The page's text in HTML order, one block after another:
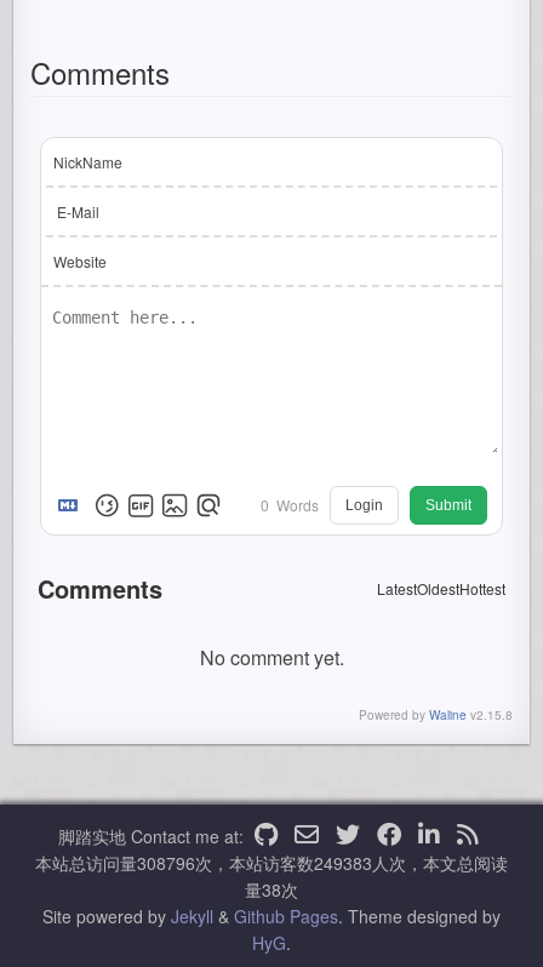
Comments
NickName
E-Mail
Website
0 Words Login Submit
Comments LatestOldestHottest
No comment yet.
Powered by Waline v2.15.8
脚踏实地 Contact me at:
本站总访问量308796次，本站访客数249383人次，本文总阅读
量38次
Site powered by Jekyll & Github Pages. Theme designed by
HyG.